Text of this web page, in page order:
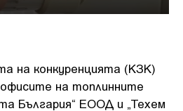
на конкуренцията (КЗК)
на топлинните
България“ ЕООД и „Техем